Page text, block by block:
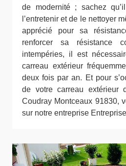
de modernité ; sachez
l’entretenir et de le nettoyer
apprécié pour sa
renforcer sa résistance
intempéries, il est
carreau extérieur
deux fois par an. Et pour
de votre carreau
Coudray Montceaux 91830,
sur notre entreprise